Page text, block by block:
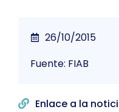
26/10/2015
Fuente: FIAB
Enlace a la